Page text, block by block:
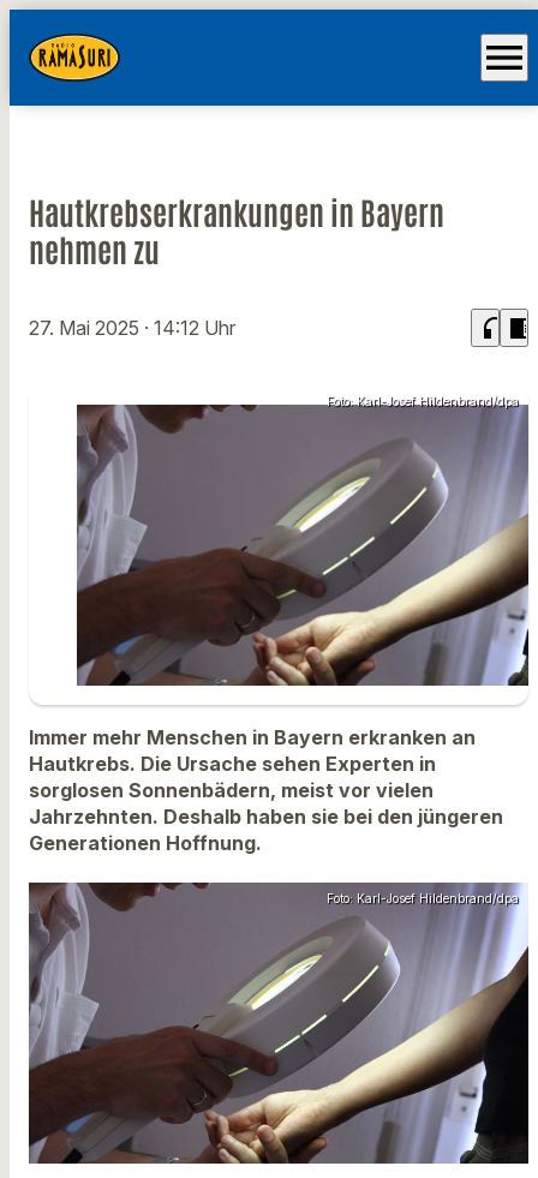
menu
Hautkrebserkrankungen in Bayern
nehmen zu
27. Mai 2025 · 14:12 Uhr headphones chrome_reader_mode
Foto: Karl-Josef Hildenbrand/dpa
Immer mehr Menschen in Bayern erkranken an
Hautkrebs. Die Ursache sehen Experten in
sorglosen Sonnenbädern, meist vor vielen
Jahrzehnten. Deshalb haben sie bei den jüngeren
Generationen Hoffnung.
Foto: Karl-Josef Hildenbrand/dpa